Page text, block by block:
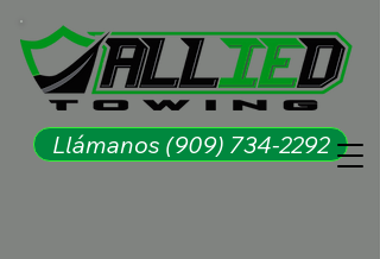
Llámanos (909) 734-2292